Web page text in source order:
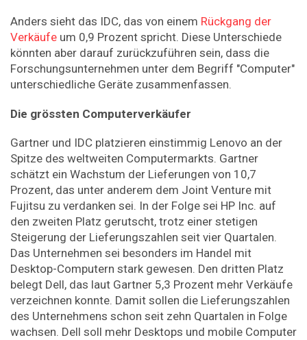
Anders sieht das IDC, das von einem Rückgang der
Verkäufe um 0,9 Prozent spricht. Diese Unterschiede
könnten aber darauf zurückzuführen sein, dass die
Forschungsunternehmen unter dem Begriff "Computer"
unterschiedliche Geräte zusammenfassen.
Die grössten Computerverkäufer
Gartner und IDC platzieren einstimmig Lenovo an der
Spitze des weltweiten Computermarkts. Gartner
schätzt ein Wachstum der Lieferungen von 10,7
Prozent, das unter anderem dem Joint Venture mit
Fujitsu zu verdanken sei. In der Folge sei HP Inc. auf
den zweiten Platz gerutscht, trotz einer stetigen
Steigerung der Lieferungszahlen seit vier Quartalen.
Das Unternehmen sei besonders im Handel mit
Desktop-Computern stark gewesen. Den dritten Platz
belegt Dell, das laut Gartner 5,3 Prozent mehr Verkäufe
verzeichnen konnte. Damit sollen die Lieferungszahlen
des Unternehmens schon seit zehn Quartalen in Folge
wachsen. Dell soll mehr Desktops und mobile Computer